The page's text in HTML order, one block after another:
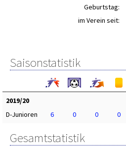
Geburtstag:
im Verein seit:
Saisonstatistik
2019/20
D-Junioren
6 0 0 0
Gesamtstatistik